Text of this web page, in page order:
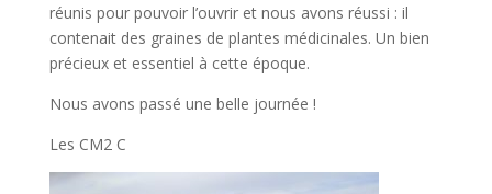
réunis pour pouvoir l’ouvrir et nous avons réussi : il
contenait des graines de plantes médicinales. Un bien
précieux et essentiel à cette époque.
Nous avons passé une belle journée !
Les CM2 C